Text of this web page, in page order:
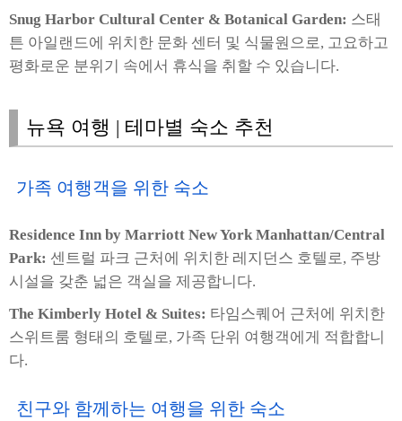
Snug Harbor Cultural Center & Botanical Garden: 스태
튼 아일랜드에 위치한 문화 센터 및 식물원으로, 고요하고
평화로운 분위기 속에서 휴식을 취할 수 있습니다.
뉴욕 여행 | 테마별 숙소 추천
가족 여행객을 위한 숙소
Residence Inn by Marriott New York Manhattan/Central
Park: 센트럴 파크 근처에 위치한 레지던스 호텔로, 주방
시설을 갖춘 넓은 객실을 제공합니다.
The Kimberly Hotel & Suites: 타임스퀘어 근처에 위치한
스위트룸 형태의 호텔로, 가족 단위 여행객에게 적합합니
다.
친구와 함께하는 여행을 위한 숙소